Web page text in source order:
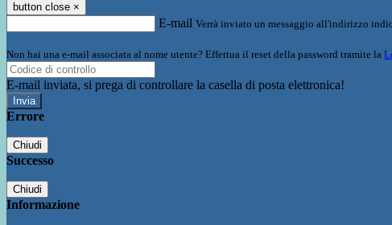
button close ×
E-mail Verrà inviato un messaggio all'indirizzo
Non hai una e-mail associata al nome utente? Effettua il reset della password tramite la
E-mail inviata, si prega di controllare la casella di posta elettronica!
Errore
Chiudi
Successo
Chiudi
Informazione